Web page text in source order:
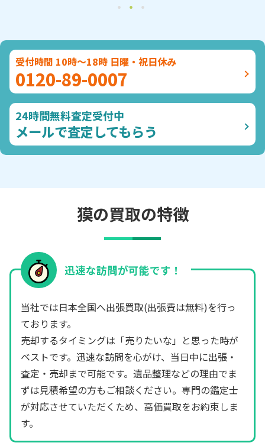
受付時間 10時～18時 日曜・祝日休み
0120-89-0007
24時間無料査定受付中
メールで査定してもらう
獏の買取の特徴
迅速な訪問が可能です！
当社では日本全国へ出張買取(出張費は無料)を行っ
ております。
売却するタイミングは「売りたいな」と思った時が
ベストです。迅速な訪問を心がけ、当日中に出張・
査定・売却まで可能です。遺品整理などの理由でま
ずは見積希望の方もご相談ください。専門の鑑定士
が対応させていただくため、高価買取をお約束しま
す。